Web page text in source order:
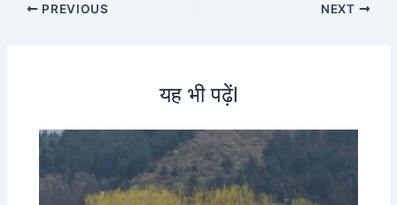
PREVIOUS NEXT
यह भी पढ़ेंl